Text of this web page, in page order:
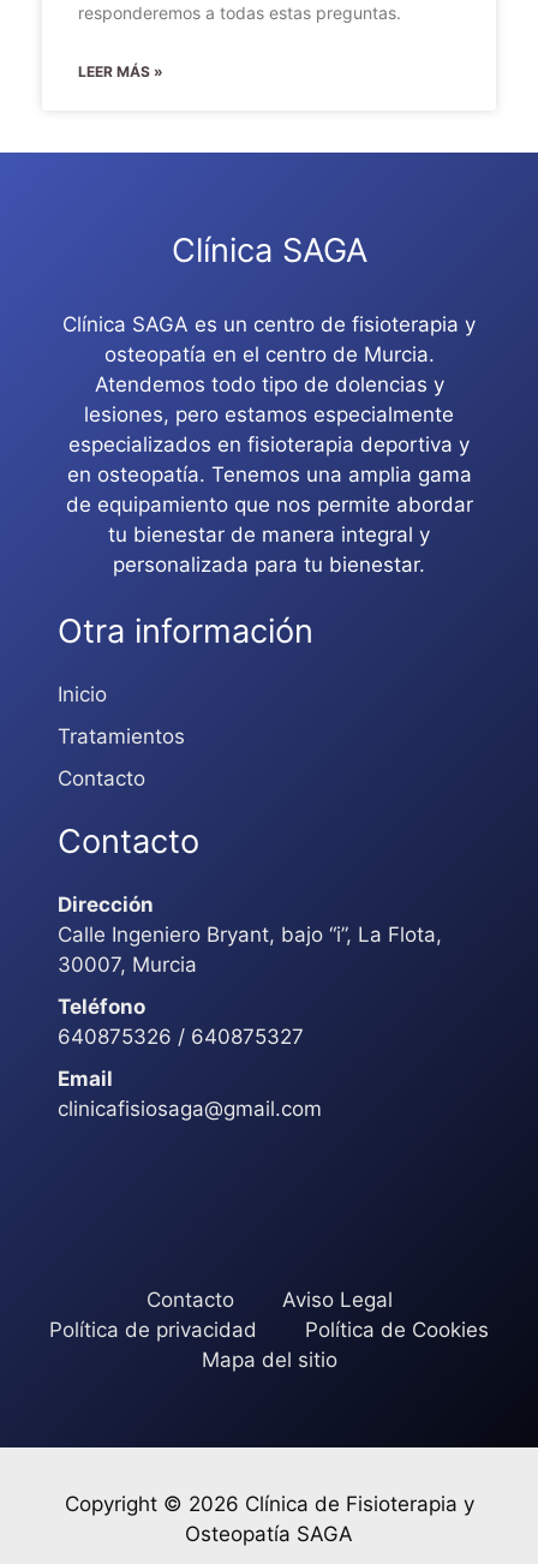
responderemos a todas estas preguntas.
LEER MÁS »
Clínica SAGA
Clínica SAGA es un centro de fisioterapia y
osteopatía en el centro de Murcia.
Atendemos todo tipo de dolencias y
lesiones, pero estamos especialmente
especializados en fisioterapia deportiva y
en osteopatía. Tenemos una amplia gama
de equipamiento que nos permite abordar
tu bienestar de manera integral y
personalizada para tu bienestar.
Otra información
Inicio
Tratamientos
Contacto
Contacto
Dirección
Calle Ingeniero Bryant, bajo “i”, La Flota,
30007, Murcia
Teléfono
640875326 / 640875327
Email
clinicafisiosaga@gmail.com
Contacto
Aviso Legal
Política de privacidad
Política de Cookies
Mapa del sitio
Copyright © 2026 Clínica de Fisioterapia y
Osteopatía SAGA